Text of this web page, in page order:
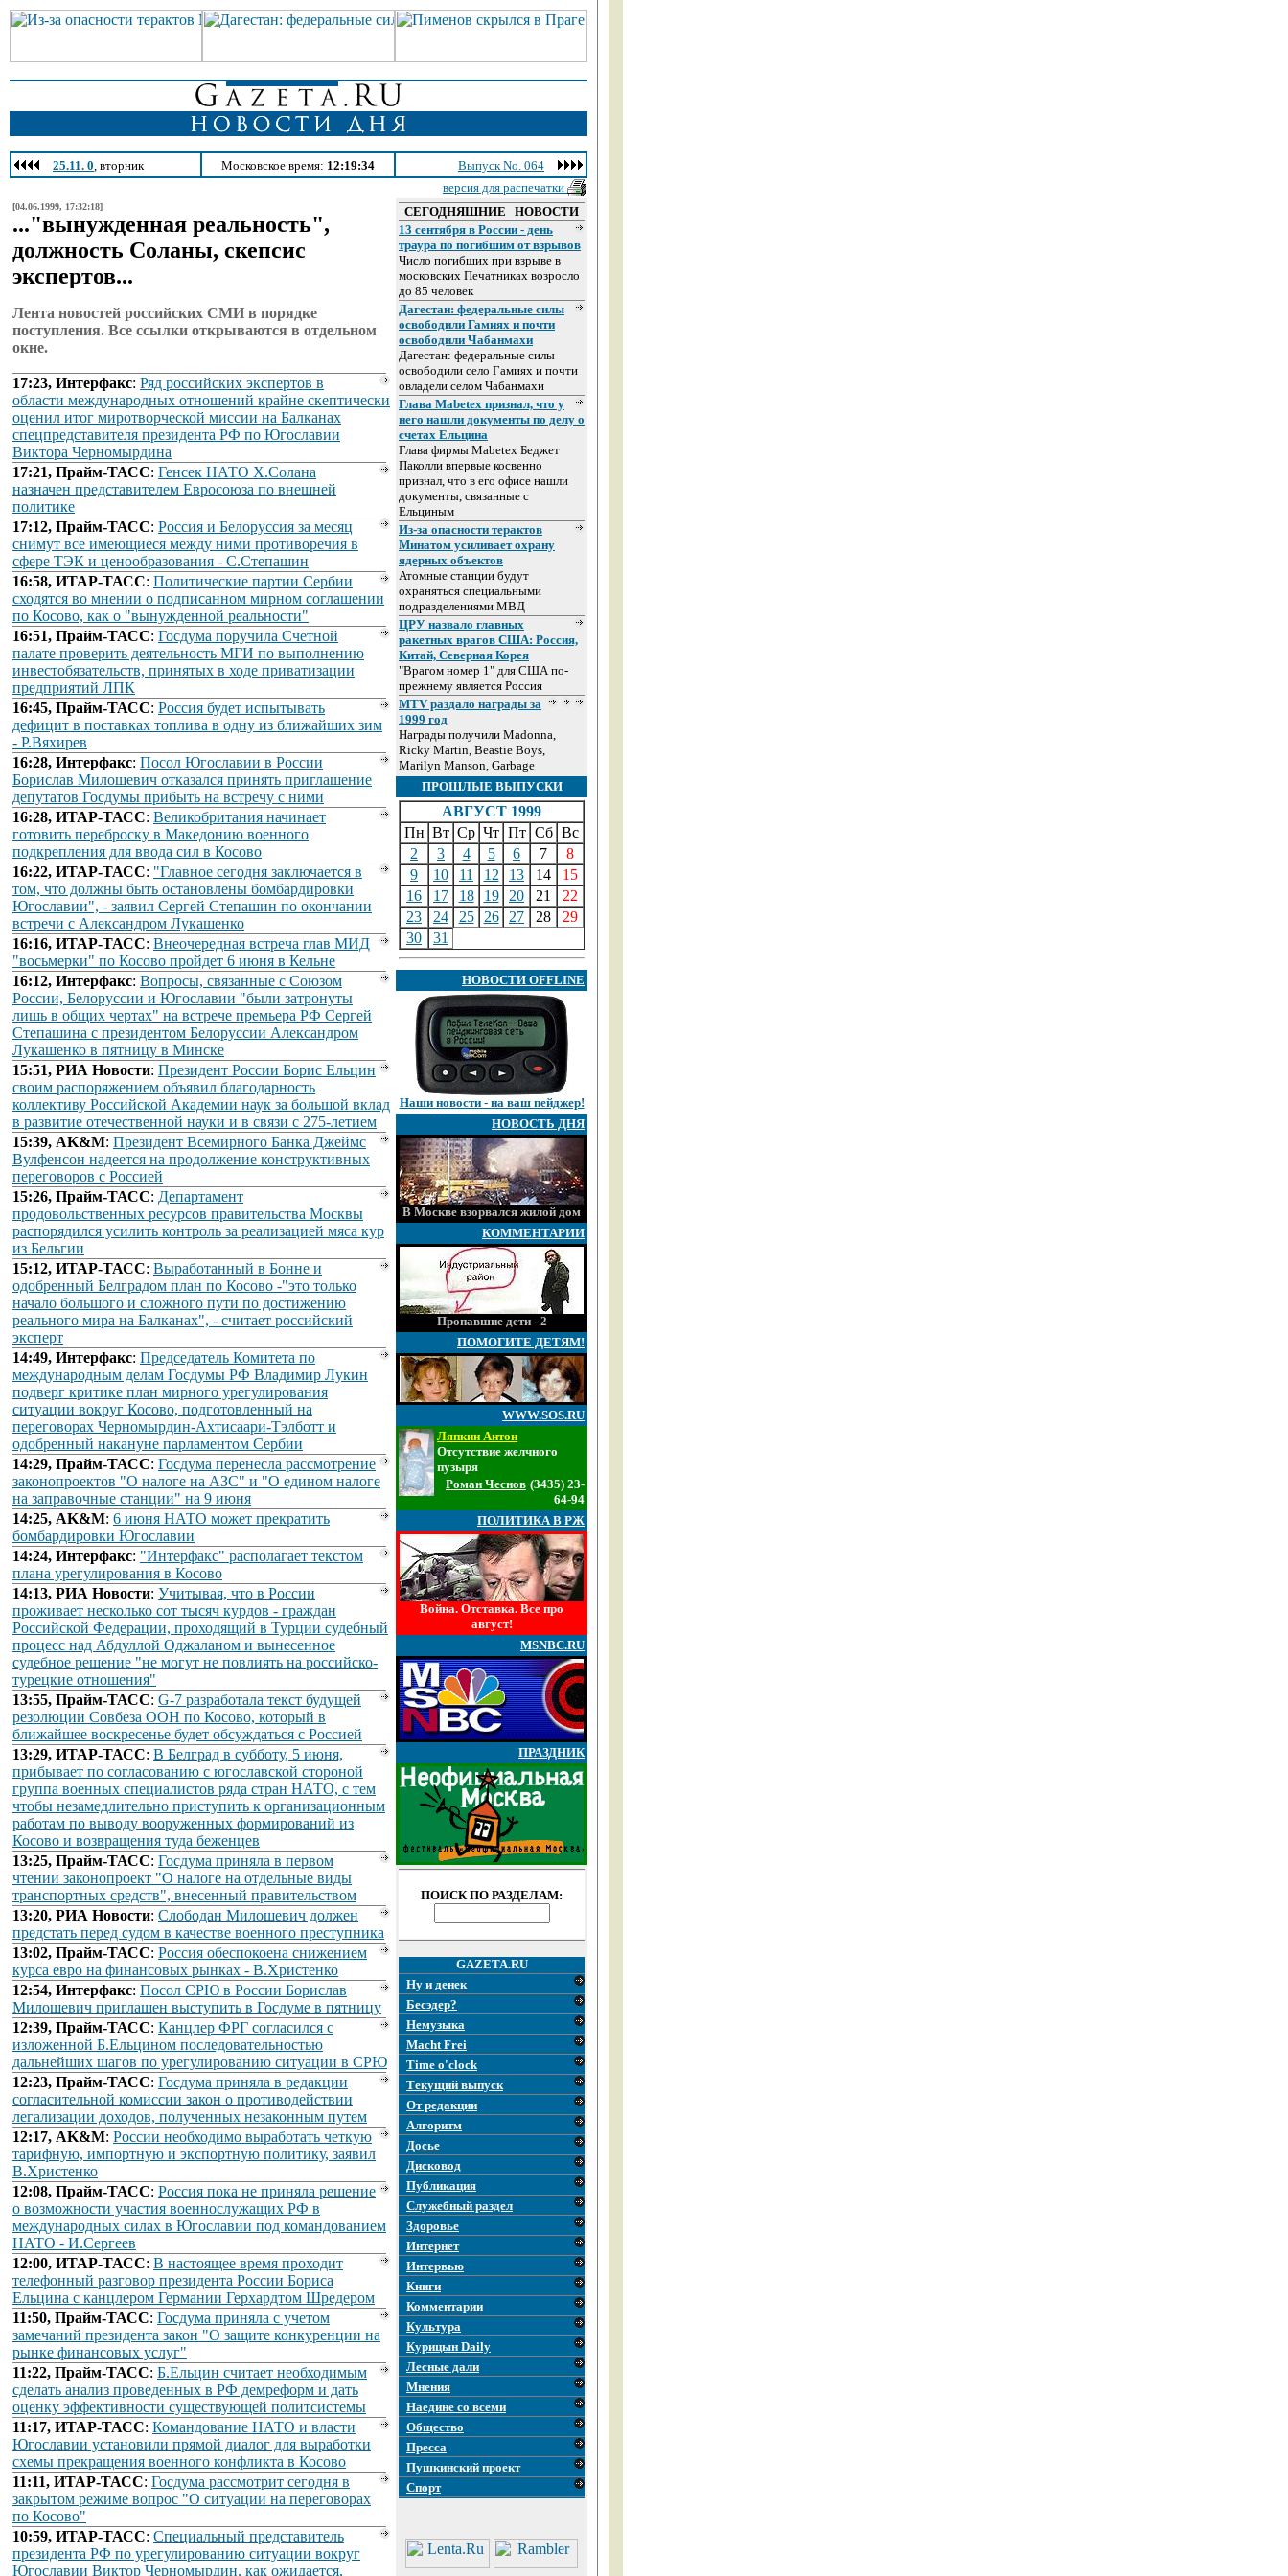
25.11. 0, вторник Московское время: 12:19:34
Выпуск No. 064
версия для распечатки
[04.06.1999, 17:32:18]
..."вынужденная реальность",
должность Соланы, скепсис
экспертов...
Лента новостей российских СМИ в порядке
поступления. Все ссылки открываются в отдельном
окне.
17:23, Интерфакс: Ряд российских экспертов в
области международных отношений крайне скептически
оценил итог миротворческой миссии на Балканах
спецпредставителя президента РФ по Югославии
Виктора Черномырдина
17:21, Прайм-ТАСС: Генсек НАТО Х.Солана
назначен представителем Евросоюза по внешней
политике
17:12, Прайм-ТАСС: Россия и Белоруссия за месяц
снимут все имеющиеся между ними противоречия в
сфере ТЭК и ценообразования - С.Степашин
16:58, ИТАР-ТАСС: Политические партии Сербии
сходятся во мнении о подписанном мирном соглашении
по Косово, как о "вынужденной реальности"
16:51, Прайм-ТАСС: Госдума поручила Счетной
палате проверить деятельность МГИ по выполнению
инвестобязательств, принятых в ходе приватизации
предприятий ЛПК
16:45, Прайм-ТАСС: Россия будет испытывать
дефицит в поставках топлива в одну из ближайших зим
- Р.Вяхирев
16:28, Интерфакс: Посол Югославии в России
Борислав Милошевич отказался принять приглашение
депутатов Госдумы прибыть на встречу с ними
16:28, ИТАР-ТАСС: Великобритания начинает
готовить переброску в Македонию военного
подкрепления для ввода сил в Косово
16:22, ИТАР-ТАСС: "Главное сегодня заключается в
том, что должны быть остановлены бомбардировки
Югославии", - заявил Сергей Степашин по окончании
встречи с Александром Лукашенко
16:16, ИТАР-ТАСС: Внеочередная встреча глав МИД
"восьмерки" по Косово пройдет 6 июня в Кельне
16:12, Интерфакс: Вопросы, связанные с Союзом
России, Белоруссии и Югославии "были затронуты
лишь в общих чертах" на встрече премьера РФ Сергей
Степашина с президентом Белоруссии Александром
Лукашенко в пятницу в Минске
15:51, РИА Новости: Президент России Борис Ельцин
своим распоряжением объявил благодарность
коллективу Российской Академии наук за большой вклад
в развитие отечественной науки и в связи с 275-летием
15:39, AK&M: Президент Всемирного Банка Джеймс
Вулфенсон надеется на продолжение конструктивных
переговоров с Россией
15:26, Прайм-ТАСС: Департамент
продовольственных ресурсов правительства Москвы
распорядился усилить контроль за реализацией мяса кур
из Бельгии
15:12, ИТАР-ТАСС: Выработанный в Бонне и
одобренный Белградом план по Косово -"это только
начало большого и сложного пути по достижению
реального мира на Балканах", - считает российский
эксперт
14:49, Интерфакс: Председатель Комитета по
международным делам Госдумы РФ Владимир Лукин
подверг критике план мирного урегулирования
ситуации вокруг Косово, подготовленный на
переговорах Черномырдин-Ахтисаари-Тэлботт и
одобренный накануне парламентом Сербии
14:29, Прайм-ТАСС: Госдума перенесла рассмотрение
законопроектов "О налоге на АЗС" и "О едином налоге
на заправочные станции" на 9 июня
14:25, AK&M: 6 июня НАТО может прекратить
бомбардировки Югославии
14:24, Интерфакс: "Интерфакс" располагает текстом
плана урегулирования в Косово
14:13, РИА Новости: Учитывая, что в России
проживает несколько сот тысяч курдов - граждан
Российской Федерации, проходящий в Турции судебный
процесс над Абдуллой Оджаланом и вынесенное
судебное решение "не могут не повлиять на российско-
турецкие отношения"
13:55, Прайм-ТАСС: G-7 разработала текст будущей
резолюции Совбеза ООН по Косово, который в
ближайшее воскресенье будет обсуждаться с Россией
13:29, ИТАР-ТАСС: В Белград в субботу, 5 июня,
прибывает по согласованию с югославской стороной
группа военных специалистов ряда стран НАТО, с тем
чтобы незамедлительно приступить к организационным
работам по выводу вооруженных формирований из
Косово и возвращения туда беженцев
13:25, Прайм-ТАСС: Госдума приняла в первом
чтении законопроект "О налоге на отдельные виды
транспортных средств", внесенный правительством
13:20, РИА Новости: Слободан Милошевич должен
предстать перед судом в качестве военного преступника
13:02, Прайм-ТАСС: Россия обеспокоена снижением
курса евро на финансовых рынках - В.Христенко
12:54, Интерфакс: Посол СРЮ в России Борислав
Милошевич приглашен выступить в Госдуме в пятницу
12:39, Прайм-ТАСС: Канцлер ФРГ согласился с
изложенной Б.Ельцином последовательностью
дальнейших шагов по урегулированию ситуации в СРЮ
12:23, Прайм-ТАСС: Госдума приняла в редакции
согласительной комиссии закон о противодействии
легализации доходов, полученных незаконным путем
12:17, AK&M: России необходимо выработать четкую
тарифную, импортную и экспортную политику, заявил
В.Христенко
12:08, Прайм-ТАСС: Россия пока не приняла решение
о возможности участия военнослужащих РФ в
международных силах в Югославии под командованием
НАТО - И.Сергеев
12:00, ИТАР-ТАСС: В настоящее время проходит
телефонный разговор президента России Бориса
Ельцина с канцлером Германии Герхардтом Шредером
11:50, Прайм-ТАСС: Госдума приняла с учетом
замечаний президента закон "О защите конкуренции на
рынке финансовых услуг"
11:22, Прайм-ТАСС: Б.Ельцин считает необходимым
сделать анализ проведенных в РФ демреформ и дать
оценку эффективности существующей политсистемы
11:17, ИТАР-ТАСС: Командование НАТО и власти
Югославии установили прямой диалог для выработки
схемы прекращения военного конфликта в Косово
11:11, ИТАР-ТАСС: Госдума рассмотрит сегодня в
закрытом режиме вопрос "О ситуации на переговорах
по Косово"
10:59, ИТАР-ТАСС: Специальный представитель
президента РФ по урегулированию ситуации вокруг
Югославии Виктор Черномырдин, как ожидается,
СЕГОДНЯШНИЕ НОВОСТИ
13 сентября в России - день
траура по погибшим от взрывов
Число погибших при взрыве в
московских Печатниках возросло
до 85 человек
Дагестан: федеральные силы
освободили Гамиях и почти
освободили Чабанмахи
Дагестан: федеральные силы
освободили село Гамиях и почти
овладели селом Чабанмахи
Глава Mabetex признал, что у
него нашли документы по делу о
счетах Ельцина
Глава фирмы Mabetex Беджет
Паколли впервые косвенно
признал, что в его офисе нашли
документы, связанные с
Ельциным
Из-за опасности терактов
Минатом усиливает охрану
ядерных объектов
Атомные станции будут
охраняться специальными
подразделениями МВД
ЦРУ назвало главных
ракетных врагов США: Россия,
Китай, Северная Корея
"Врагом номер 1" для США по-
прежнему является Россия
MTV раздало награды за
1999 год
Награды получили Madonna,
Ricky Martin, Beastie Boys,
Marilyn Manson, Garbage
ПРОШЛЫЕ ВЫПУСКИ
АВГУСТ 1999
Пн Вт Ср Чт Пт Сб Вс
2
3 4 5 6 7
8
9
10 11 12 13 14
15
16
17 18 19 20 21
22
23
24 25 26 27 28
29
30
31
НОВОСТИ OFFLINE
Наши новости - на ваш пейджер!
НОВОСТЬ ДНЯ
В Москве взорвался жилой дом
КОММЕНТАРИИ
Пропавшие дети - 2
ПОМОГИТЕ ДЕТЯМ!
WWW.SOS.RU
Ляпкин Антон
Отсутствие желчного
пузыря
Роман Чеснов (3435) 23-
64-94
ПОЛИТИКА В РЖ
Война. Отставка. Все про
август!
MSNBC.RU
ПРАЗДНИК
ПОИСК ПО РАЗДЕЛАМ:
GAZETA.RU
Ну и денек
Бесэдер?
Немузыка
Macht Frei
Time o'clock
Текущий выпуск
От редакции
Алгоритм
Досье
Дисковод
Публикация
Служебный раздел
Здоровье
Интернет
Интервью
Книги
Комментарии
Культура
Курицын Daily
Лесные дали
Мнения
Наедине со всеми
Общество
Пресса
Пушкинский проект
Спорт